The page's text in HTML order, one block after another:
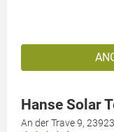
Hanse Solar
An der Trave 9,